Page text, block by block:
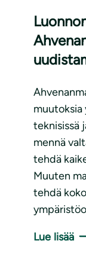
muutoksia
teknisissä
mennä
tehdä
Muuten
tehdä
Lue lisää